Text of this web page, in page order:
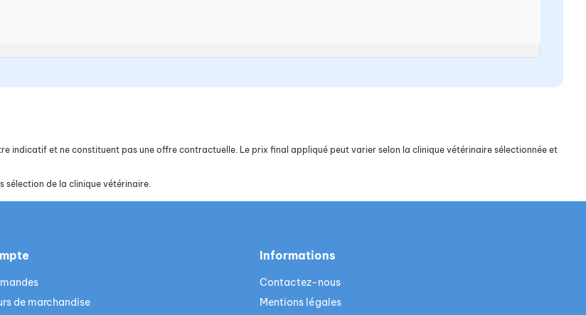
indicatif et ne constituent pas une offre contractuelle. Le prix final appliqué peut varier selon la clinique vétérinaire sélectionnée et
sélection de la clinique vétérinaire.
de marchandise
Informations
Contactez-nous
Mentions légales